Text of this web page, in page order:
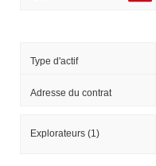
Type d'actif
Adresse du contrat
Explorateurs (1)